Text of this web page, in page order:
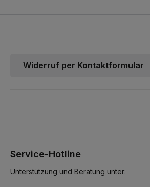
Widerruf per Kontaktformular
Service-Hotline
Unterstützung und Beratung unter: